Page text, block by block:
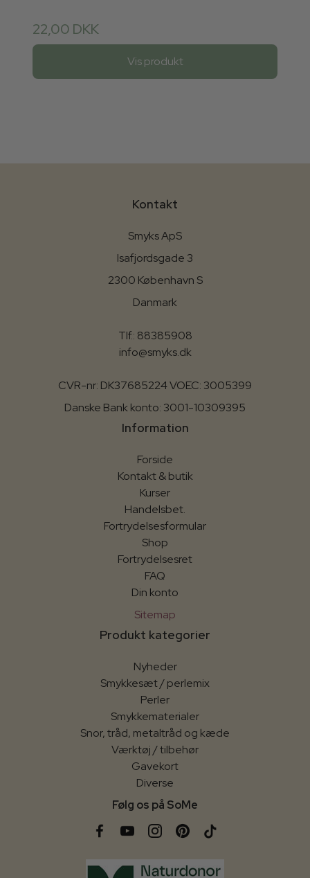
22,00 DKK
Vis produkt
Kontakt
Smyks ApS
Isafjordsgade 3
2300 København S
Danmark
Tlf.: 88385908
info@smyks.dk
CVR-nr: DK37685224 VOEC: 3005399
Danske Bank konto: 3001-10309395
Information
Forside
Kontakt & butik
Kurser
Handelsbet.
Fortrydelsesformular
Shop
Fortrydelsesret
FAQ
Din konto
Sitemap
Produkt kategorier
Nyheder
Smykkesæt / perlemix
Perler
Smykkematerialer
Snor, tråd, metaltråd og kæde
Værktøj / tilbehør
Gavekort
Diverse
Følg os på SoMe